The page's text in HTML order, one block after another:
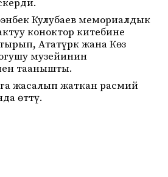
Кулубаев мемориалдык
коноктор китебине
Ататүрк жана Көз
музейинин
таанышты.
жасалып жаткан расмий
өттү.